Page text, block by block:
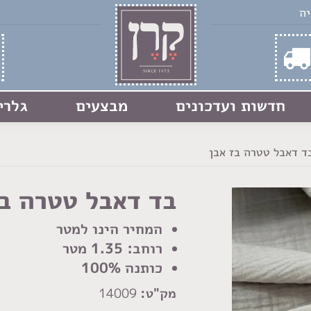
חדשות ועדכונים מבצעים
דאבל טטרה בז אבן
בד דאבל טטרה
המחיר הינו למטר
רוחב: 1.35 מטר
כותנה 100%
מק"ט: